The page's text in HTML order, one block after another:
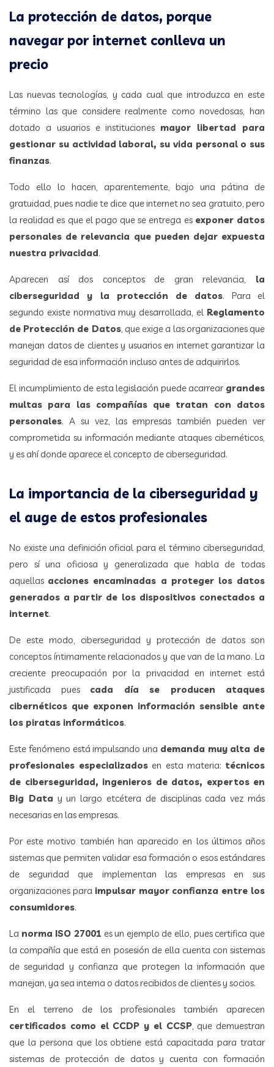
La protección de datos, porque
navegar por internet conlleva un
precio
Las nuevas tecnologías, y cada cual que introduzca en este
término las que considere realmente como novedosas, han
dotado a usuarios e instituciones mayor libertad para
gestionar su actividad laboral, su vida personal o sus
finanzas.
Todo ello lo hacen, aparentemente, bajo una pátina de
gratuidad, pues nadie te dice que internet no sea gratuito, pero
la realidad es que el pago que se entrega es exponer datos
personales de relevancia que pueden dejar expuesta
nuestra privacidad.
Aparecen así dos conceptos de gran relevancia, la
ciberseguridad y la protección de datos. Para el
segundo existe normativa muy desarrollada, el Reglamento
de Protección de Datos, que exige a las organizaciones que
manejan datos de clientes y usuarios en internet garantizar la
seguridad de esa información incluso antes de adquirirlos.
El incumplimiento de esta legislación puede acarrear grandes
multas para las compañías que tratan con datos
personales. A su vez, las empresas también pueden ver
comprometida su información mediante ataques cibernéticos,
y es ahí donde aparece el concepto de ciberseguridad.
La importancia de la ciberseguridad y
el auge de estos profesionales
No existe una definición oficial para el término ciberseguridad,
pero sí una oficiosa y generalizada que habla de todas
aquellas acciones encaminadas a proteger los datos
generados a partir de los dispositivos conectados a
internet.
De este modo, ciberseguridad y protección de datos son
conceptos íntimamente relacionados y que van de la mano. La
creciente preocupación por la privacidad en internet está
justificada pues cada día se producen ataques
cibernéticos que exponen información sensible ante
los piratas informáticos.
Este fenómeno está impulsando una demanda muy alta de
profesionales especializados en esta materia: técnicos
de ciberseguridad, ingenieros de datos, expertos en
Big Data y un largo etcétera de disciplinas cada vez más
necesarias en las empresas.
Por este motivo también han aparecido en los últimos años
sistemas que permiten validar esa formación o esos estándares
de seguridad que implementan las empresas en sus
organizaciones para impulsar mayor confianza entre los
consumidores.
La norma ISO 27001 es un ejemplo de ello, pues certifica que
la compañía que está en posesión de ella cuenta con sistemas
de seguridad y confianza que protegen la información que
manejan, ya sea interna o datos recibidos de clientes y socios.
En el terreno de los profesionales también aparecen
certificados como el CCDP y el CCSP, que demuestran
que la persona que los obtiene está capacitada para tratar
sistemas de protección de datos y cuenta con formación